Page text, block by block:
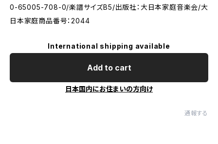
0-65005-708-0/楽譜サイズB5/出版社：大日本家庭音楽会/大
日本家庭商品番号：2044
International shipping available
Add to cart
日本国内にお住まいの方向け
通報する